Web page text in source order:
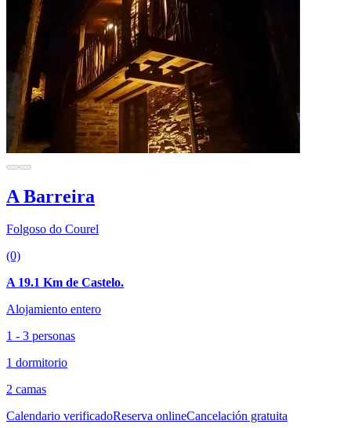
A Barreira
Folgoso do Courel
(0)
A 19.1 Km de Castelo.
Alojamiento entero
1 - 3 personas
1 dormitorio
2 camas
Calendario verificadoReserva onlineCancelación gratuita